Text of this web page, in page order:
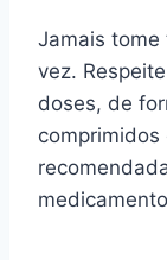
Jamais tome
vez.
doses, de
comprimidos